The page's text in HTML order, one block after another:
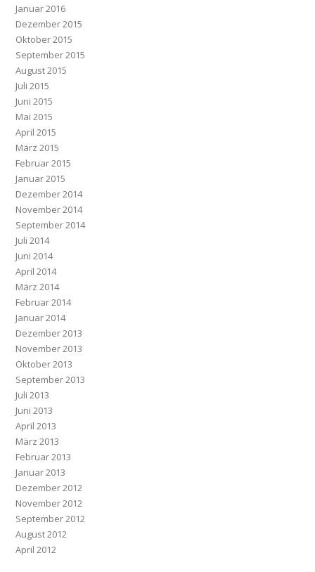
Januar 2016
Dezember 2015
Oktober 2015
September 2015
August 2015
Juli 2015
Juni 2015
Mai 2015
April 2015
März 2015
Februar 2015
Januar 2015
Dezember 2014
November 2014
September 2014
Juli 2014
Juni 2014
April 2014
März 2014
Februar 2014
Januar 2014
Dezember 2013
November 2013
Oktober 2013
September 2013
Juli 2013
Juni 2013
April 2013
März 2013
Februar 2013
Januar 2013
Dezember 2012
November 2012
September 2012
August 2012
April 2012